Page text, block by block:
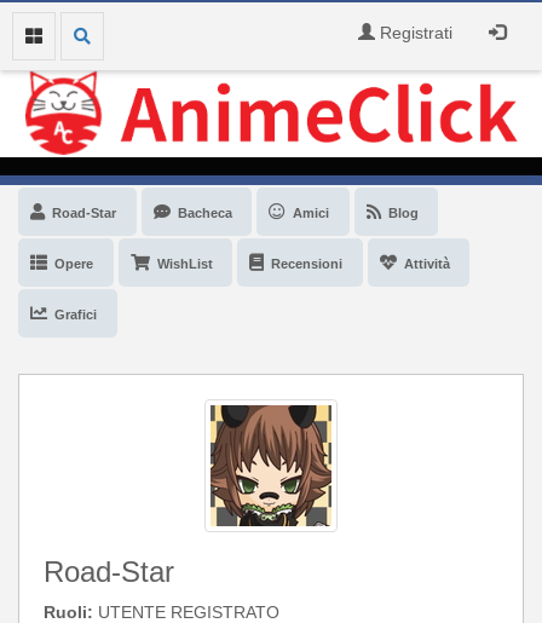
Registrati
Road-Star Bacheca Amici Blog
Opere WishList Recensioni Attività
Grafici
Road-Star
Ruoli: UTENTE REGISTRATO